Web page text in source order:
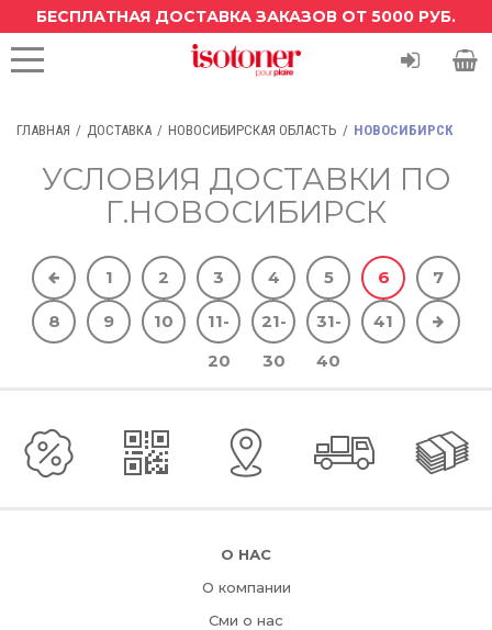
БЕСПЛАТНАЯ ДОСТАВКА ЗАКАЗОВ ОТ 5000 РУБ.
ГЛАВНАЯ ДОСТАВКА НОВОСИБИРСКАЯ ОБЛАСТЬ НОВОСИБИРСК
УСЛОВИЯ ДОСТАВКИ ПО
Г.НОВОСИБИРСК
1 2 3 4 5 6 7
8 9 10
11-
20
21-
30
31-
40
41
О НАС
О компании
Сми о нас